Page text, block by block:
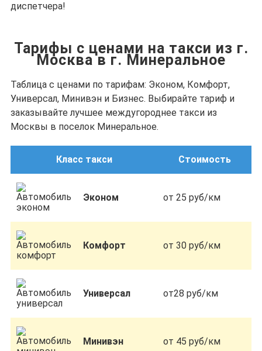
диспетчера!
Тарифы с ценами на такси из г.
Москва в г. Минеральное
Таблица с ценами по тарифам: Эконом, Комфорт,
Универсал, Минивэн и Бизнес. Выбирайте тариф и
заказывайте лучшее междугороднее такси из
Москвы в поселок Минеральное.
Класс такси Стоимость
Эконом от 25 руб/км
Комфорт от 30 руб/км
Универсал от28 руб/км
Минивэн от 45 руб/км